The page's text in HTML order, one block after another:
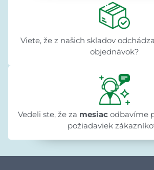
Viete, že z našich skladov odchádza
objednávok?
Vedeli ste, že za mesiac odbavíme
požiadaviek